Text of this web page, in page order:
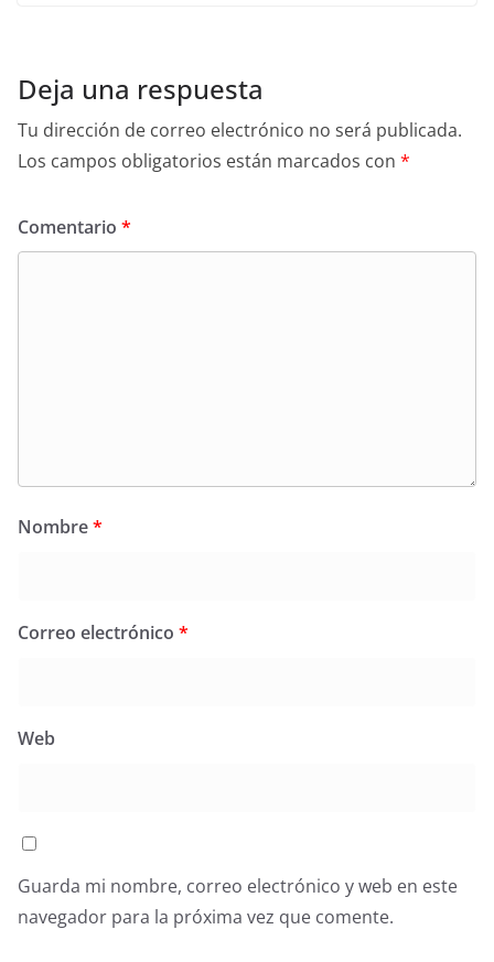
Deja una respuesta
Tu dirección de correo electrónico no será publicada.
Los campos obligatorios están marcados con *
Comentario *
Nombre*
Correo electrónico *
Web
Guarda mi nombre, correo electrónico y web en este
navegador para la próxima vez que comente.